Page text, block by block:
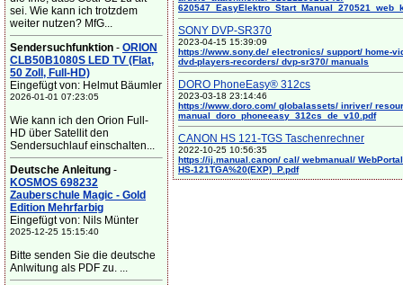
sei. Wie kann ich trotzdem
weiter nutzen? MfG...
Sendersuchfunktion - ORION
CLB50B1080S LED TV (Flat,
50 Zoll, Full-HD)
Eingefügt von: Helmut Bäumler
2026-01-01 07:23:05
Wie kann ich den Orion Full-
HD über Satellit den
Sendersuchlauf einschalten...
Deutsche Anleitung -
KOSMOS 698232
Zauberschule Magic - Gold
Edition Mehrfarbig
Eingefügt von: Nils Münter
2025-12-25 15:15:40
Bitte senden Sie die deutsche
Anlwitung als PDF zu. ...
SONY DVP-SR370
2023-04-15 15:39:09
https://www.sony.de/ electronics/ support/ home-
dvd-players-recorders/ dvp-sr370/ manuals
DORO PhoneEasy® 312cs
2023-03-18 23:14:46
https://www.doro.com/ globalassets/ inriver/
manual_doro_phoneeasy_312cs_de_v10.pdf
CANON HS 121-TGS Taschenrechner
2022-10-25 10:56:35
https://ij.manual.canon/ cal/ webmanual/
HS-121TGA%20(EXP)_P.pdf